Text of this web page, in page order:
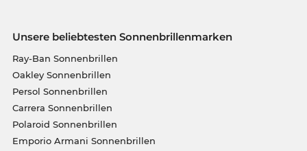
Unsere beliebtesten Sonnenbrillenmarken
Ray-Ban Sonnenbrillen
Oakley Sonnenbrillen
Persol Sonnenbrillen
Carrera Sonnenbrillen
Polaroid Sonnenbrillen
Emporio Armani Sonnenbrillen